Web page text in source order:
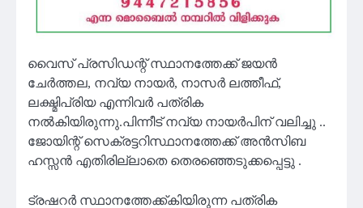
വൈസ് പ്രസിഡന്റ് സ്ഥാനത്തേക്ക് ജയൻ
ചേർത്തല, നവ്യ നായർ, നാസർ ലത്തീഫ്,
ലക്ഷ്മിപ്രിയ എന്നിവർ പത്രിക
നൽകിയിരുന്നു.പിന്നീട് നവ്യ നായർപിന് വലിച്ചു ..
ജോയിന്റ് സെക്രട്ടറിസ്ഥാനത്തേക്ക് അൻസിബ
ഹസ്സൻ എതിരില്ലാതെ തെരഞ്ഞെടുക്കപ്പെട്ടു .
ട്രഷറർ സ്ഥാനത്തേക്ക്കിയിരുന്ന പത്രിക